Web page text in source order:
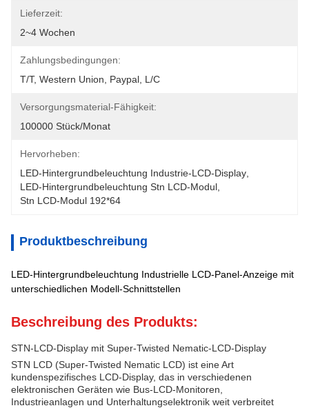
Lieferzeit:
2~4 Wochen
Zahlungsbedingungen:
T/T, Western Union, Paypal, L/C
Versorgungsmaterial-Fähigkeit:
100000 Stück/Monat
Hervorheben:
LED-Hintergrundbeleuchtung Industrie-LCD-Display
LED-Hintergrundbeleuchtung Stn LCD-Modul
Stn LCD-Modul 192*64
Produktbeschreibung
LED-Hintergrundbeleuchtung Industrielle LCD-Panel-Anzeige mit
unterschiedlichen Modell-Schnittstellen
Beschreibung des Produkts:
STN-LCD-Display mit Super-Twisted Nematic-LCD-Display
STN LCD (Super-Twisted Nematic LCD) ist eine Art
kundenspezifisches LCD-Display, das in verschiedenen
elektronischen Geräten wie Bus-LCD-Monitoren,
Industrieanlagen und Unterhaltungselektronik weit verbreitet